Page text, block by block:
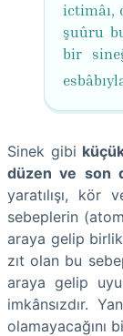
ictimâı,
şuûru
bir
Sinek gibi
düzen ve son
yaratılışı, kör
sebeplerin
araya gelip
zıt olan bu
araya gelip
imkânsızdır.
olamayacağını